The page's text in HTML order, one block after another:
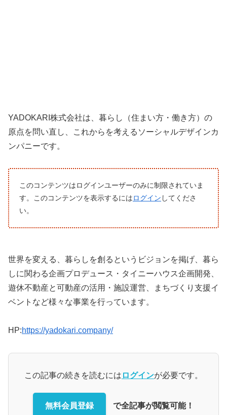
YADOKARI株式会社は、暮らし（住まい方・働き方）の
原点を問い直し、これからを考えるソーシャルデザインカ
ンパニーです。
このコンテンツはログインユーザーのみに制限されていま
す。このコンテンツを表示するにはログイン してくださ
い。
世界を変える、暮らしを創るというビジョンを掲げ、暮ら
しに関わる企画プロデュース・タイニーハウス企画開発、
遊休不動産と可動産の活用・施設運営、まちづくり支援イ
ベントなど様々な事業を行っています。
HP:https://yadokari.company/
この記事の続きを読むには ログインが必要です。
無料会員登録 で全記事が閲覧可能！